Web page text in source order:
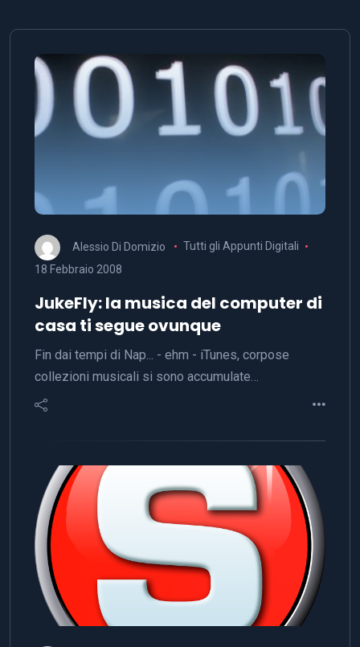
Alessio Di Domizio
Tutti gli Appunti Digitali
18 Febbraio 2008
JukeFly: la musica del computer di
casa ti segue ovunque
Fin dai tempi di Nap... - ehm - iTunes, corpose
collezioni musicali si sono accumulate…